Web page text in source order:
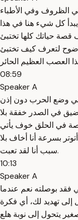
الظروف وفي الأطباء
كل شيء هنا في هذا
حياتك كلها تختبئ
لتعرف كيف تختبئ
08:59
Speaker A
وضع الحرب دون إذن
في الصدر خفقة بلا
في الحلق خوف يأتي
بسرعة أنا أخاف بلا
سبب أنا لقد تعبت.
10:13
Speaker A
بوصلته نعم عندما
تهديد لك، أي فكرة